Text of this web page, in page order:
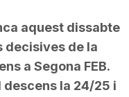
aquest dissabte
decisives de la
a Segona FEB.
descens la 24/25 i